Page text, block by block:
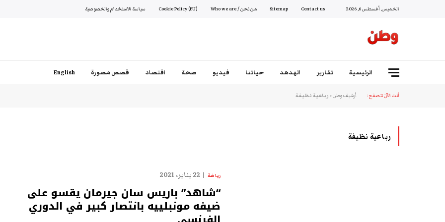
الخميس, أغسطس 6, 2026 Contact us
Sitemap من نحن / Who we are Cookie Policy (EU) سياسة الاستخدام والخصوصية
الرئيسية تقارير الهدهد حياتنا فيديو صحة اقتصاد قصص مصورة English
أنت الآن تتصفح: أرشيف وطن»رباعية نظيفة
رباعية نظيفة
رياضة 22 يناير، 2021
“شاهد” باريس سان جيرمان يقسو على
ضيفه مونبلييه بانتصار كبير في الدوري